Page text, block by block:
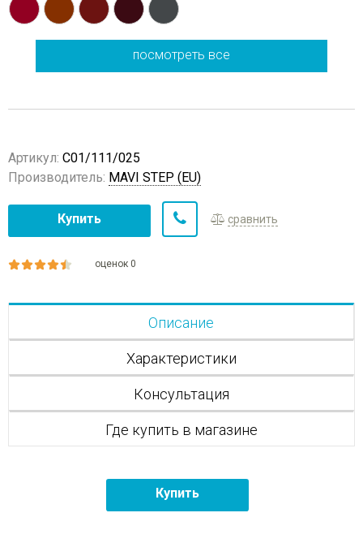
посмотреть все
Артикул: C01/111/025
Производитель: MAVI STEP (EU)
Купить сравнить
оценок 0
Описание
Характеристики
Консультация
Где купить в магазине
Купить